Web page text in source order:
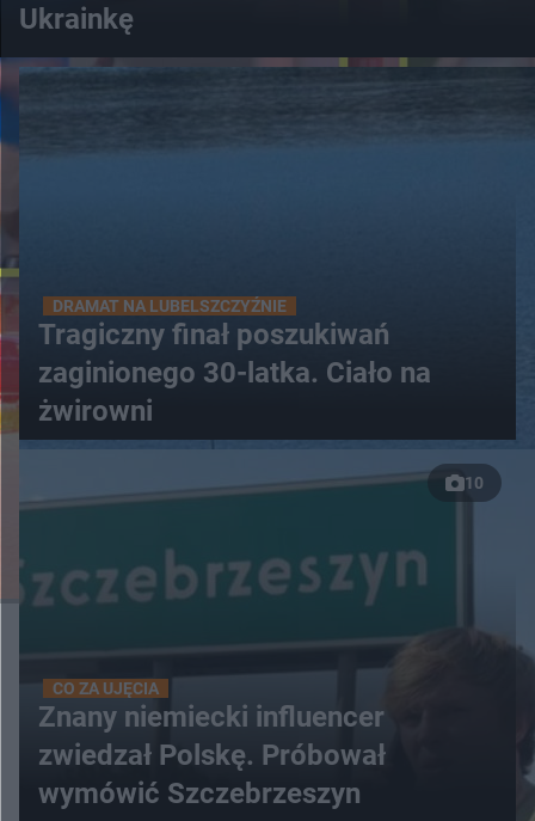
Ukrainkę
DRAMAT NA LUBELSZCZYŹNIE
Tragiczny finał poszukiwań
zaginionego 30-latka. Ciało na
żwirowni
10
CO ZA UJĘCIA
Znany niemiecki influencer
zwiedzał Polskę. Próbował
wymówić Szczebrzeszyn